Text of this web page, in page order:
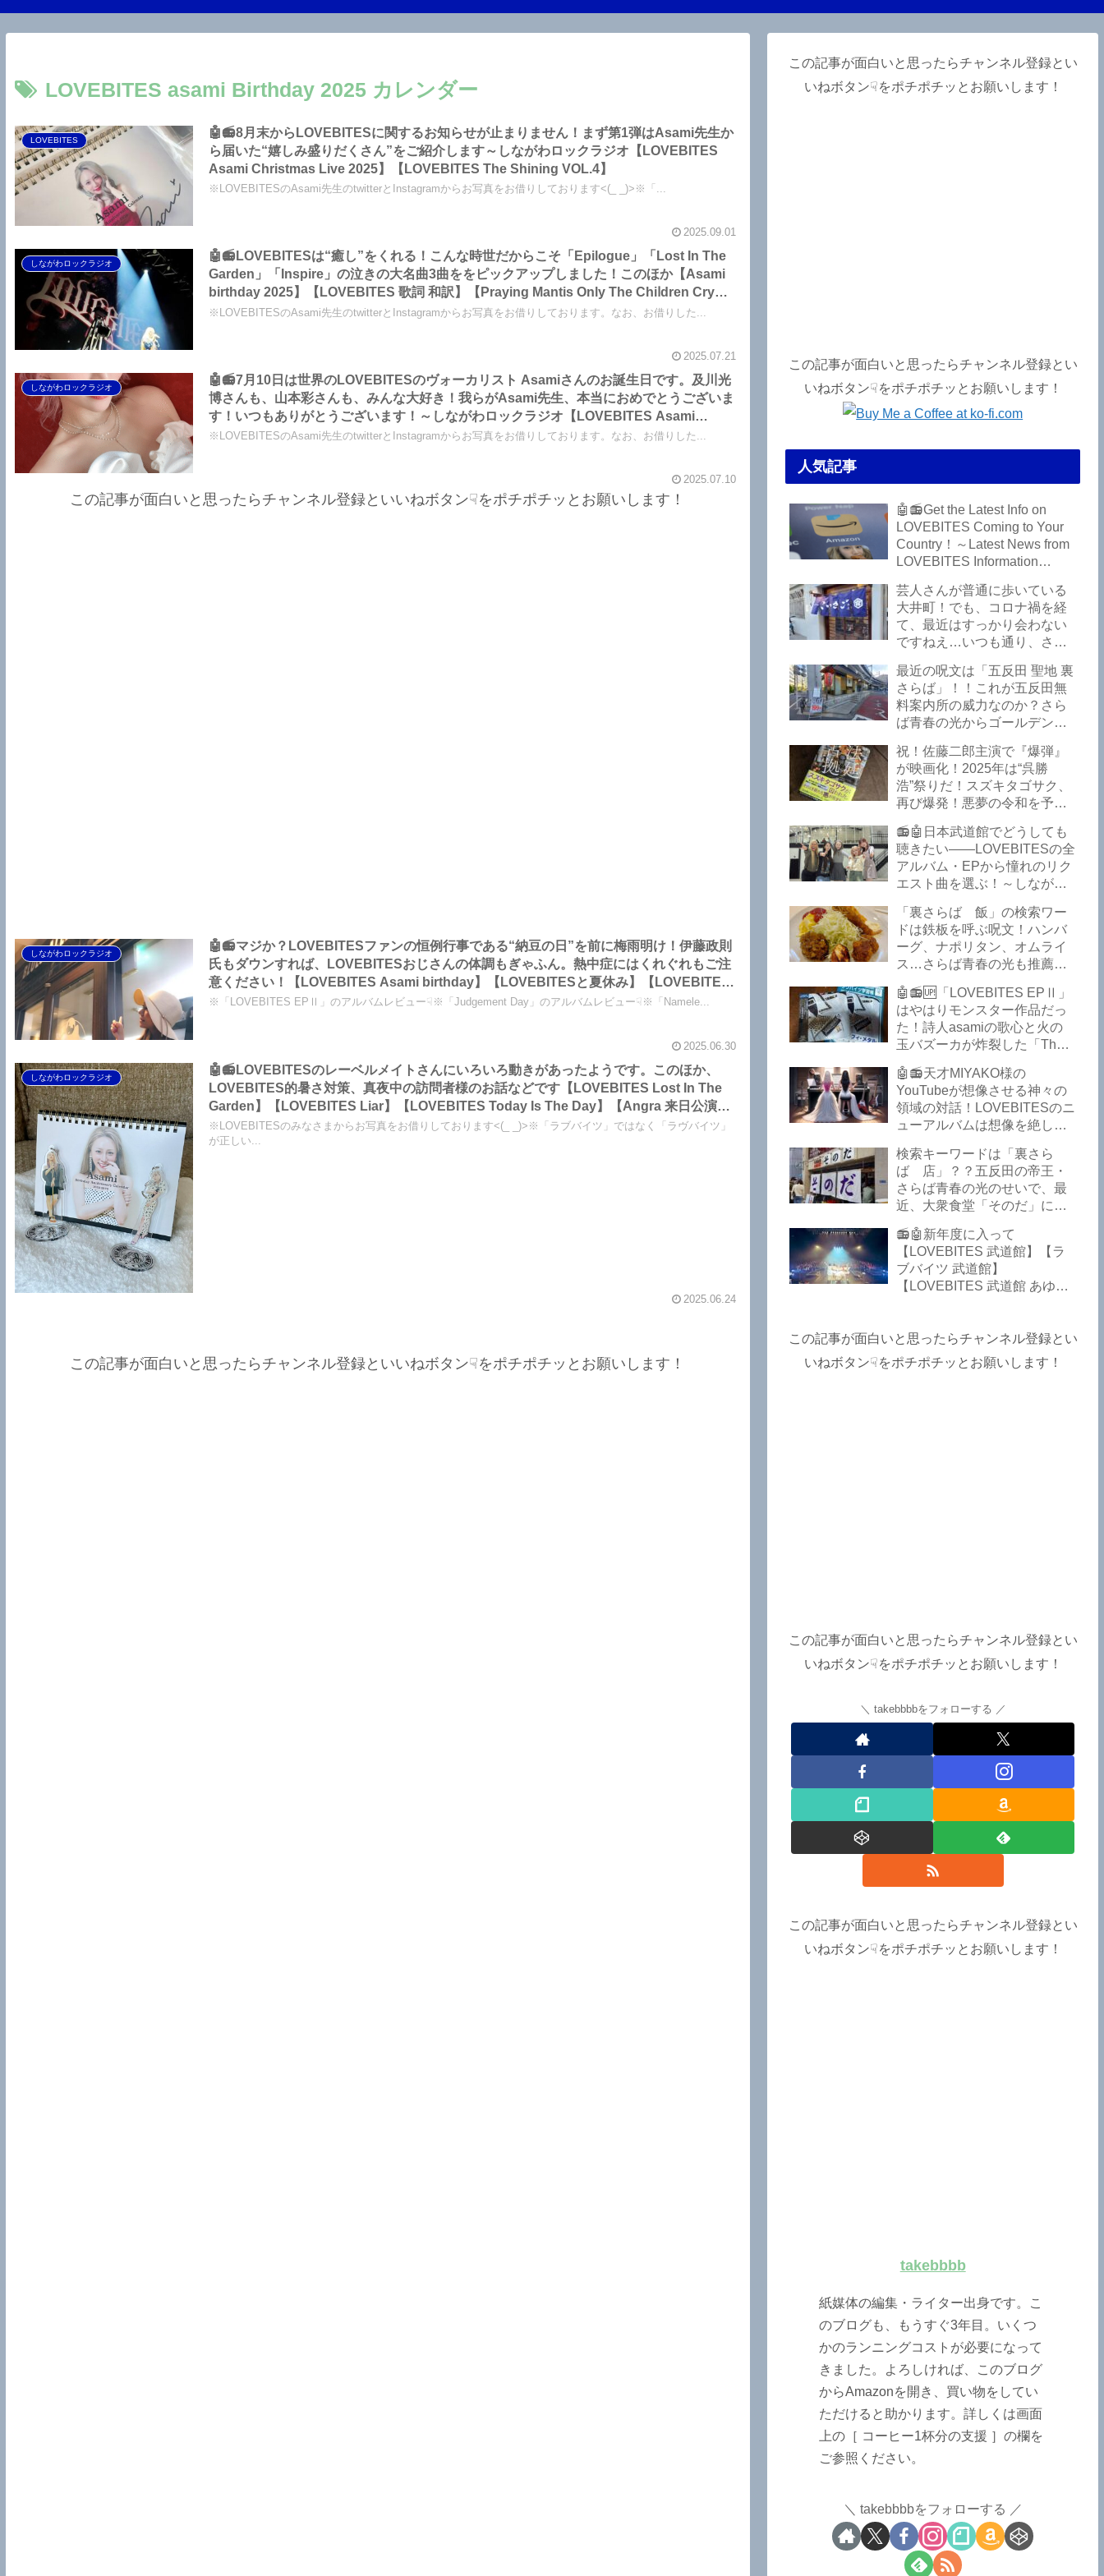
LOVEBITES asami Birthday 2025 カレンダー
LOVEBITES
🤖📻8月末からLOVEBITESに関するお知らせが止まりません！まず第1弾はAsami先生か
ら届いた“嬉しみ盛りだくさん”をご紹介します～しながわロックラジオ【LOVEBITES
Asami Christmas Live 2025】【LOVEBITES The Shining VOL.4】
※LOVEBITESのAsami先生のtwitterとInstagramからお写真をお借りしております<(_ _)>※「...
2025.09.01
しながわロックラジオ
🤖📻LOVEBITESは“癒し”をくれる！こんな時世だからこそ「Epilogue」「Lost In The
Garden」「Inspire」の泣きの大名曲3曲ををピックアップしました！このほか【Asami
birthday 2025】【LOVEBITES 歌詞 和訳】【Praying Mantis Only The Chiⅼdren Cry】
【Tribe Of Gypsies Think Of You】などです～しながわロックラジオ【大幅加筆あり】
※LOVEBITESのAsami先生のtwitterとInstagramからお写真をお借りしております。なお、お借りした...
2025.07.21
しながわロックラジオ
🤖📻7月10日は世界のLOVEBITESのヴォーカリスト Asamiさんのお誕生日です。及川光
博さんも、山本彩さんも、みんな大好き！我らがAsami先生、本当におめでとうございま
す！いつもありがとうございます！～しながわロックラジオ【LOVEBITES Asami
birthday】【ラブバイツ Asami birthday 】【LOVEBITES Asami】【LOVEBITES 歌詞
※LOVEBITESのAsami先生のtwitterとInstagramからお写真をお借りしております。なお、お借りした...
2025.07.10
この記事が面白いと思ったらチャンネル登録といいねボタン☟をポチポチッとお願いします！
しながわロックラジオ
🤖📻マジか？LOVEBITESファンの恒例行事である“納豆の日”を前に梅雨明け！伊藤政則
氏もダウンすれば、LOVEBITESおじさんの体調もぎゃふん。熱中症にはくれぐれもご注
意ください！【LOVEBITES Asami birthday】【LOVEBITESと夏休み】【LOVEBITES
おじさんの体調管理】【Night Ranger 来日公演】などです！～しながわロックラジオ
※「LOVEBITES EPⅡ」のアルバムレビュー☟※「Judgement Day」のアルバムレビュー☟※「Namele...
2025.06.30
しながわロックラジオ
🤖📻LOVEBITESのレーベルメイトさんにいろいろ動きがあったようです。このほか、
LOVEBITES的暑さ対策、真夜中の訪問者様のお話などです【LOVEBITES Lost In The
Garden】【LOVEBITES Liar】【LOVEBITES Today Is The Day】【Angra 来日公演】
【Helloween This Is Tokyo】【Y＆T Midnight In Tokyo】【Last Autumn’s Dream
Again And Again】……etc～しながわロックラジオ
※LOVEBITESのみなさまからお写真をお借りしております<(_ _)>※「ラブバイツ」ではなく「ラヴバイツ」
が正しい...
2025.06.24
この記事が面白いと思ったらチャンネル登録といいねボタン☟をポチポチッとお願いします！
この記事が面白いと思ったらチャンネル登録とい
いねボタン☟をポチポチッとお願いします！
この記事が面白いと思ったらチャンネル登録とい
いねボタン☟をポチポチッとお願いします！
人気記事
🤖📻Get the Latest Info on
LOVEBITES Coming to Your
Country！～Latest News from
LOVEBITES Information
芸人さんが普通に歩いている
大井町！でも、コロナ禍を経
て、最近はすっかり会わない
ですねえ…いつも通り、さぼ
から飲んできました。私以外
にもLOVEBITESファンが数名
いるようですよ笑
最近の呪文は「五反田 聖地 裏
さらば」！！これが五反田無
料案内所の威力なのか？さら
ば青春の光からゴールデンウ
いた！激安の肉の刺し盛りが
美味い！酒もぶっちぎりで安
い！本格焼鳥 五反田「富士
屋」がオープンから３カ月で
ごった返しているぞ！【さら
ば青春の光 五反田 グルメ】
祝！佐藤二郎主演で『爆弾』
が映画化！2025年は“呉勝
浩”祭りだ！スズキタゴサク、
再び爆発！悪夢の令和を予言
２』が不気味な存在感で他を
圧倒した！異形の家族小説
『Q』も文句なしだぞ！～
2025年版「このミステリーが
すごい！」
📻🤖日本武道館でどうしても
聴きたい――LOVEBITESの全
アルバム・EPから憧れのリク
エスト曲を選ぶ！～しながわ
武道館】【ラブバイツ 武道
館】【LOVEBITES 武道館 セ
トリ】【LOVEBITES リクエ
スト曲】【LOVEBITES
Inspire】【LOVEBITES Under
The Red Sky】【LOVEBITES
Epilogue】【LOVEBITES
Today Is The Day】
【LOVEBITES Dystopia
Symphony】【LOVEBITES
My Orion】【LOVEBITES
Lost In The Garden】
【LOVEBITES The Bell In
Of Control】【LOVEBITES
The Eve Of Change】
「裏さらば 飯」の検索ワー
ドは鉄板を呼ぶ呪文！ハンバ
ーグ、ナポリタン、オムライ
ス…さらば青春の光も推薦！
定のお子様ランチを食ってき
たよ！【さらば青春の光 五反
田 グルメ】
🤖📻🆙「LOVEBITES EPⅡ」
はやはりモンスター作品だっ
た！詩人asamiの歌心と火の
玉バズーカが炸裂した「The
のだぞ！～しながわロックラ
ジオ【追記あり】
🤖📻天才MIYAKO様の
YouTubeが想像させる神々の
領域の対話！LOVEBITESのニ
ューアルバムは想像を絶して
玉てやんでい、D-A-Dの新
曲、ブルース・ディッキンソ
ン情報などです～しながわロ
ックラジオ【追記複数あり】
検索キーワードは「裏さら
ば 店」？？五反田の帝王・
さらば青春の光のせいで、最
近、大衆食堂「そのだ」に入
よ…【さらば青春の光 五反田
グルメ】
📻🤖新年度に入って
【LOVEBITES 武道館】【ラ
ブバイツ 武道館】
【LOVEBITES 武道館 あゆ
2025 セトリ】【LOVEBITES
海外の反応】あたりがトレン
ドキーワードのようです。
この記事が面白いと思ったらチャンネル登録とい
いねボタン☟をポチポチッとお願いします！
この記事が面白いと思ったらチャンネル登録とい
いねボタン☟をポチポチッとお願いします！
takebbbbをフォローする
この記事が面白いと思ったらチャンネル登録とい
いねボタン☟をポチポチッとお願いします！
takebbbb
紙媒体の編集・ライター出身です。こ
のブログも、もうすぐ3年目。いくつ
かのランニングコストが必要になって
きました。よろしければ、このブログ
からAmazonを開き、買い物をしてい
ただけると助かります。詳しくは画面
上の［ コーヒー1杯分の支援 ］の欄を
ご参照ください。
takebbbbをフォローする